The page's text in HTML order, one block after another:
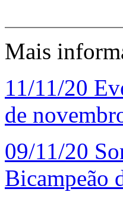
Mais
11/11/20
de
09/11/20
Bicampeão